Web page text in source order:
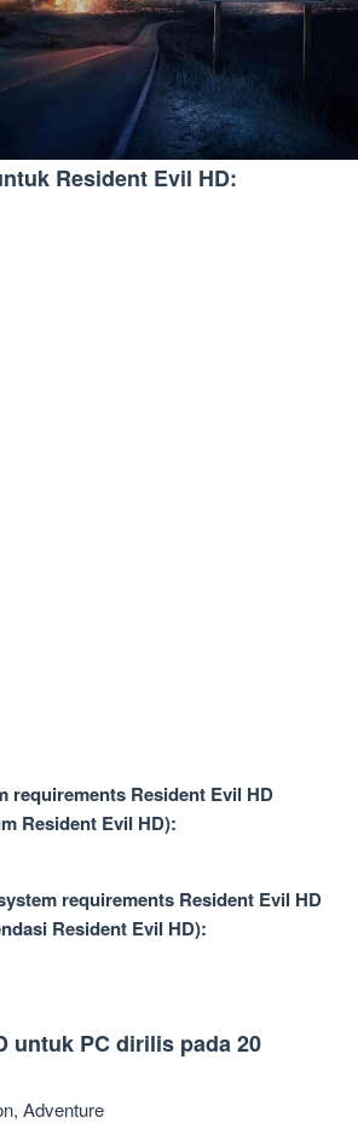
Resident Evil HD:
requirements Resident Evil HD
Resident Evil HD):
requirements Resident Evil HD
Resident Evil HD):
untuk PC dirilis pada 20
Adventure